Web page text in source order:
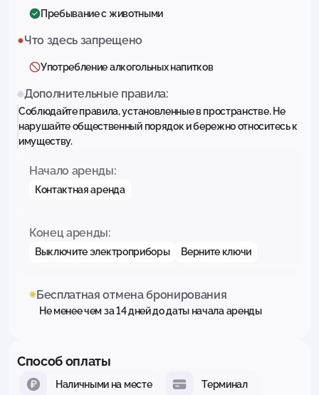
Пребывание с животными
Что здесь запрещено
Употребление алкогольных напитков
Дополнительные правила:
Соблюдайте правила, установленные в пространстве. Не
нарушайте общественный порядок и бережно относитесь к
имуществу.
Начало аренды:
Контактная аренда
Конец аренды:
Выключите электроприборы Верните ключи
Бесплатная отмена бронирования
Не менее чем за 14 дней до даты начала аренды
Способ оплаты
Наличными на месте Терминал